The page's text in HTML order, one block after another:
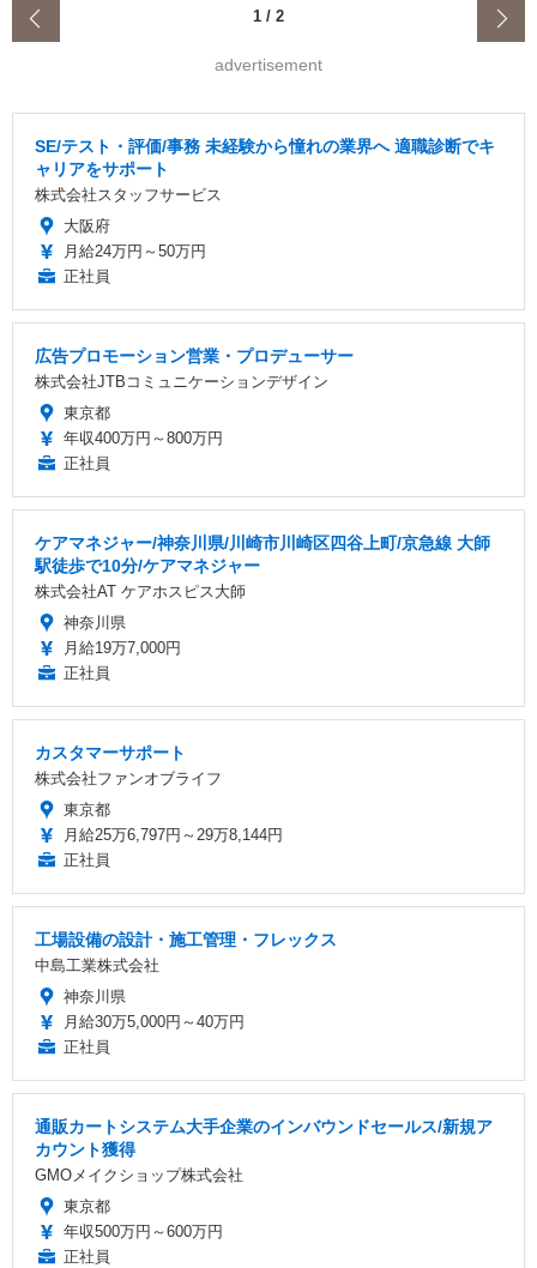
1 / 2
advertisement
SE/テスト・評価/事務 未経験から憧れの業界へ 適職診断でキ
ャリアをサポート
株式会社スタッフサービス
大阪府
月給24万円～50万円
正社員
広告プロモーション営業・プロデューサー
株式会社JTBコミュニケーションデザイン
東京都
年収400万円～800万円
正社員
ケアマネジャー/神奈川県/川崎市川崎区四谷上町/京急線 大師
駅徒歩で10分/ケアマネジャー
株式会社AT ケアホスピス大師
神奈川県
月給19万7,000円
正社員
カスタマーサポート
株式会社ファンオブライフ
東京都
月給25万6,797円～29万8,144円
正社員
工場設備の設計・施工管理・フレックス
中島工業株式会社
神奈川県
月給30万5,000円～40万円
正社員
通販カートシステム大手企業のインバウンドセールス/新規ア
カウント獲得
GMOメイクショップ株式会社
東京都
年収500万円～600万円
正社員